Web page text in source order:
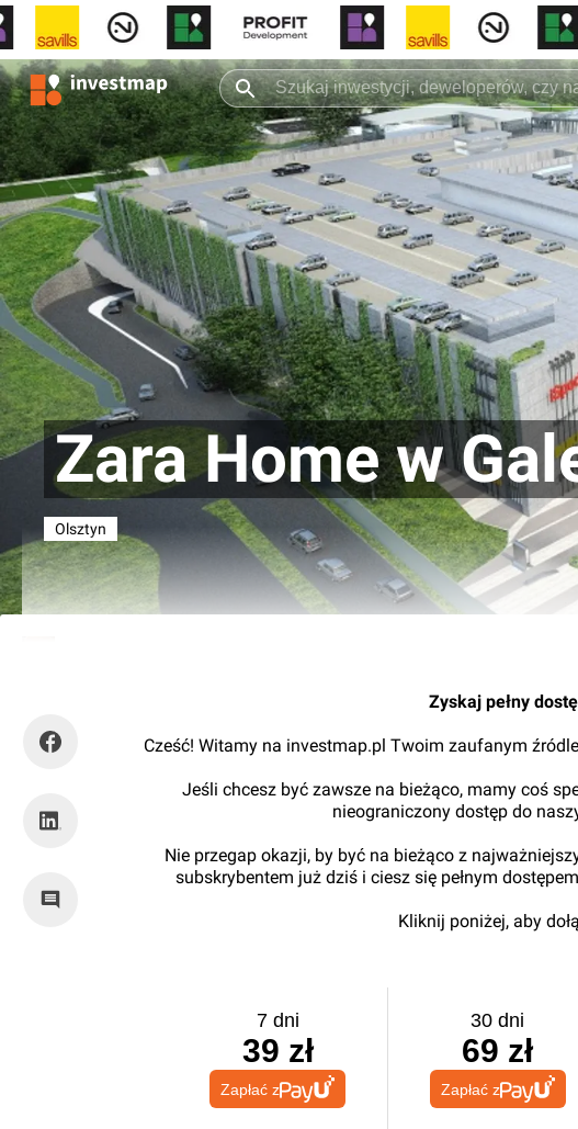
Zara Home w
Olsztyn
Zyskaj pełny
Cześć! Witamy na investmap.pl Twoim zaufanym
Jeśli chcesz być zawsze na bieżąco, mamy coś
nieograniczony dostęp do
Nie przegap okazji, by być na bieżąco z
subskrybentem już dziś i ciesz się pełnym
Kliknij poniżej, aby
7 dni
39 zł
Zapłać z
30 dni
69 zł
Zapłać z